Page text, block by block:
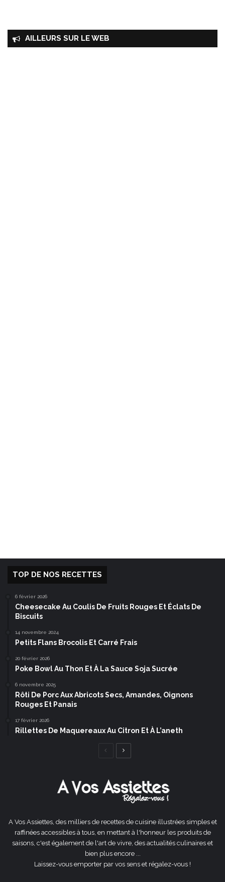
AILLEURS SUR LE WEB
TOP DE NOS RECETTES
6 février 2026
Cheesecake Au Coulis De Fruits Rouges Et Éclats De
Biscuits
14 novembre 2024
Petits Flans Brocolis Et Carré Frais
20 février 2026
Poke Bowl Au Thon Et À La Sauce Soja Sucrée
6 novembre 2025
Rôti De Porc Aux Abricots Secs, Amandes, Oignons
Rouges Et Panais
17 février 2026
Rillettes De Maquereaux Au Citron Et À L’aneth
Page
A Vos Assiettes, des milliers de recettes de cuisine illustrées simples et
raffinées accessibles à tous, en mettant à l'honneur les produits de
saisons, c'est également de l'art de vivre, des actualités culinaires et
bien plus encore ...
Laissez-vous emporter par vos sens et régalez-vous !